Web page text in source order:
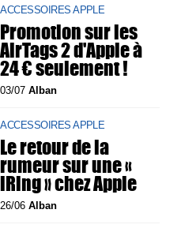
ACCESSOIRES APPLE
Promotion sur les
AirTags 2 d'Apple à
24 € seulement !
03/07Alban
ACCESSOIRES APPLE
Le retour de la
rumeur sur une «
iRing » chez Apple
26/06Alban